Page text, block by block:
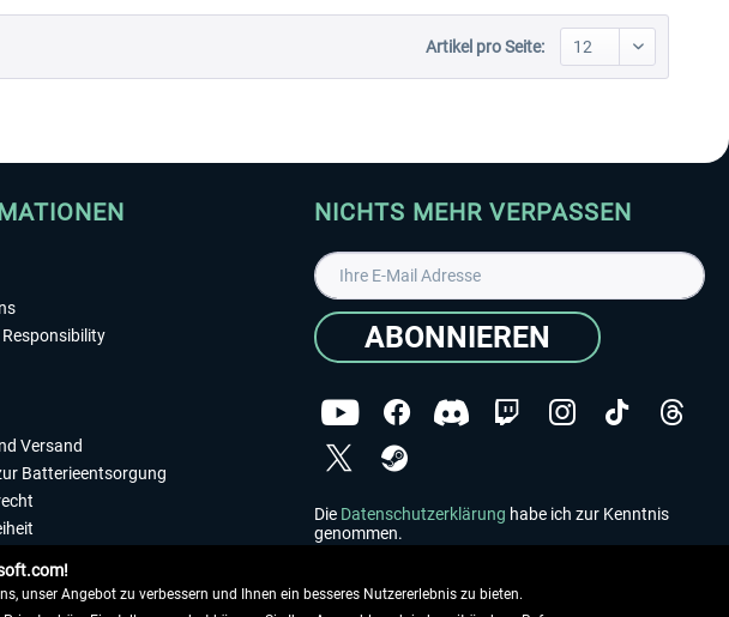
Artikel pro Seite:
Versand
Batterieentsorgung
NICHTS MEHR VERPASSEN
ABONNIEREN
Die Datenschutzerklärung habe ich zur Kenntnis
genommen.
unser Angebot zu verbessern und Ihnen ein besseres Nutzererlebnis zu bieten.